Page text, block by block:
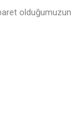
olduğumuzun